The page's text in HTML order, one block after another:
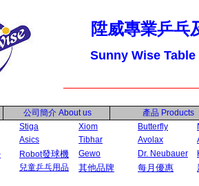
陞威專業乒乓
Sunny Wise
公司簡介 About us 產品 Products
Stiga Xiom Butterfly
Asics Tibhar Avolax
Robot發球機 Gewo Dr. Neubauer
兒童乒乓用品 其他品牌 每月優惠